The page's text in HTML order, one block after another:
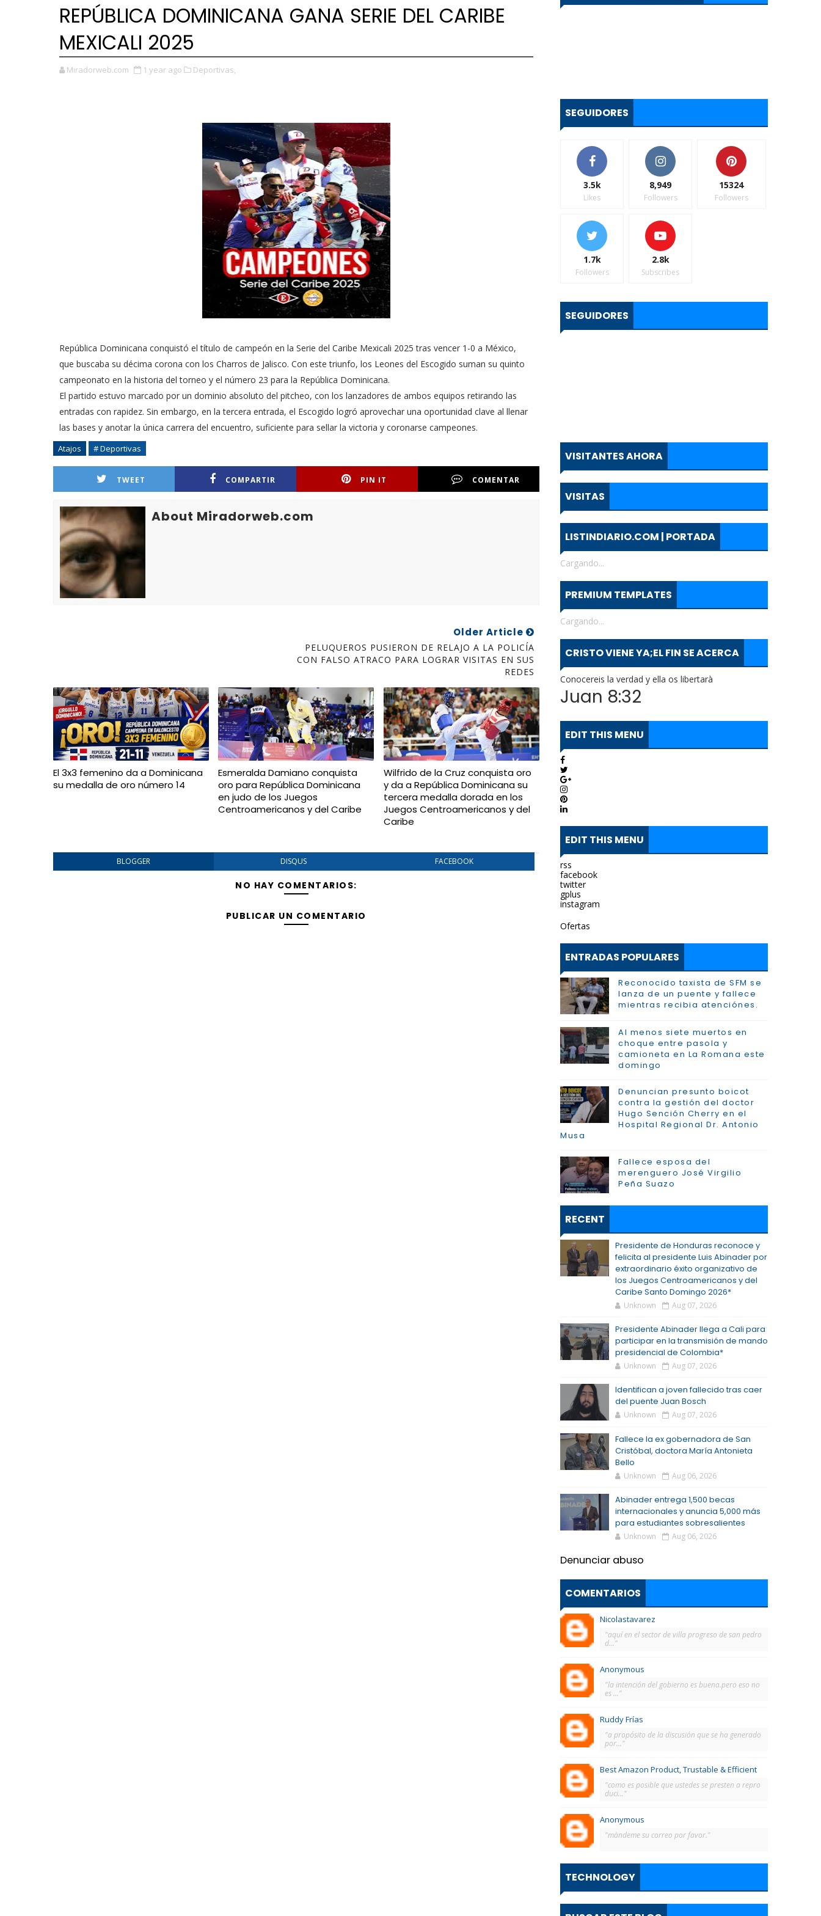
REPÚBLICA DOMINICANA GANA SERIE DEL CARIBE
MEXICALI 2025
Miradorweb.com 1 year ago Deportivas,
República Dominicana conquistó el título de campeón en la Serie del Caribe Mexicali 2025 tras vencer 1-0 a México,
que buscaba su décima corona con los Charros de Jalisco. Con este triunfo, los Leones del Escogido suman su quinto
campeonato en la historia del torneo y el número 23 para la República Dominicana.
El partido estuvo marcado por un dominio absoluto del pitcheo, con los lanzadores de ambos equipos retirando las
entradas con rapidez. Sin embargo, en la tercera entrada, el Escogido logró aprovechar una oportunidad clave al llenar
las bases y anotar la única carrera del encuentro, suficiente para sellar la victoria y coronarse campeones.
Atajos # Deportivas
TWEET COMPARTIR PIN IT COMENTAR
About Miradorweb.com
Older Article
PELUQUEROS PUSIERON DE RELAJO A LA POLICÍA
CON FALSO ATRACO PARA LOGRAR VISITAS EN SUS
REDES
El 3x3 femenino da a Dominicana
su medalla de oro número 14
Esmeralda Damiano conquista
oro para República Dominicana
en judo de los Juegos
Centroamericanos y del Caribe
Wilfrido de la Cruz conquista oro
y da a República Dominicana su
tercera medalla dorada en los
Juegos Centroamericanos y del
Caribe
BLOGGER DISQUS FACEBOOK
NO HAY COMENTARIOS:
PUBLICAR UN COMENTARIO
SEGUIDORES
3.5k
Likes
8,949
Followers
15324
Followers
1.7k
Followers
2.8k
Subscribes
SEGUIDORES
VISITANTES AHORA
VISITAS
LISTINDIARIO.COM | PORTADA
Cargando...
PREMIUM TEMPLATES
Cargando...
CRISTO VIENE YA;EL FIN SE ACERCA
Conocereis la verdad y ella os libertarà
Juan 8:32
EDIT THIS MENU
EDIT THIS MENU
rss
facebook
twitter
gplus
instagram
Ofertas
ENTRADAS POPULARES
Reconocido taxista de SFM se
lanza de un puente y fallece
mientras recibia atenciónes.
Al menos siete muertos en
choque entre pasola y
camioneta en La Romana este
domingo
Denuncian presunto boicot
contra la gestión del doctor
Hugo Sención Cherry en el
Hospital Regional Dr. Antonio
Musa
Fallece esposa del
merenguero José Virgilio
Peña Suazo
RECENT
Presidente de Honduras reconoce y
felicita al presidente Luis Abinader por
extraordinario éxito organizativo de
los Juegos Centroamericanos y del
Caribe Santo Domingo 2026*
Unknown Aug 07, 2026
Presidente Abinader llega a Cali para
participar en la transmisión de mando
presidencial de Colombia*
Unknown Aug 07, 2026
Identifican a joven fallecido tras caer
del puente Juan Bosch
Unknown Aug 07, 2026
Fallece la ex gobernadora de San
Cristóbal, doctora María Antonieta
Bello
Unknown Aug 06, 2026
Abinader entrega 1,500 becas
internacionales y anuncia 5,000 más
para estudiantes sobresalientes
Unknown Aug 06, 2026
Denunciar abuso
COMENTARIOS
Nicolastavarez
"aquí en el sector de villa progreso de san pedro
d..."
Anonymous
"la intención del gobierno es buena.pero eso no
es ..."
Ruddy Frías
"a propósito de la discusión que se ha generado
por..."
Best Amazon Product, Trustable & Efficient
"como es posible que ustedes se presten a repro
duci..."
Anonymous
"màndeme su correo por favor."
TECHNOLOGY